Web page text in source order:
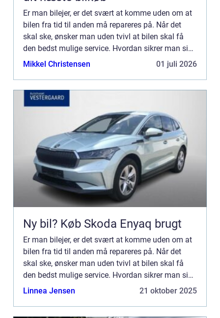
Er man bilejer, er det svært at komme uden om at
bilen fra tid til anden må repareres på. Når det
skal ske, ønsker man uden tvivl at bilen skal få
den bedst mulige service. Hvordan sikrer man sig
at den får ...
Mikkel Christensen 01 juli 2026
Ny bil? Køb Skoda Enyaq brugt
Er man bilejer, er det svært at komme uden om at
bilen fra tid til anden må repareres på. Når det
skal ske, ønsker man uden tvivl at bilen skal få
den bedst mulige service. Hvordan sikrer man sig
at den får ...
Linnea Jensen 21 oktober 2025